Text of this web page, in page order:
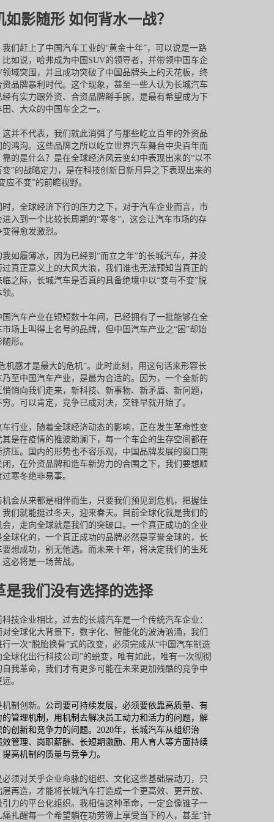
如影随形 如何背水一战？
我们赶上了中国汽车工业的“黄金十年”，可以说是一路
比如说，哈弗成为中国SUV的领导者，并带领中国车企
领域突围，并且成功突破了中国品牌头上的天花板，终
资品牌暴利时代。这个现象，甚至一些人认为长城汽车
经有实力跟外资、合资品牌掰手腕，是最有希望成为下
、大众的中国车企之一。
这并不代表，我们就此消弭了与那些屹立百年的外资品
的鸿沟。这些品牌之所以屹立世界汽车舞台中央百年而
靠的是什么？是在全球经济风云变幻中表现出来的“以不
变”的战略定力，是在科技创新日新月异之下表现出来的
应不变”的前瞻视野。
时，全球经济下行的压力之下，对于汽车企业而言，市
进入到一个比较长周期的“寒冬”，这会让汽车市场的存
得愈发激烈。
我如履薄冰，因为已经到“而立之年”的长城汽车，并没
过真正意义上的大风大浪，我们谁也无法预知当真正的
临之际，长城汽车是否真的具备绝境中以“变与不变”脱
。
国汽车产业在短短数十年间，已经拥有了一批能够在全
市场上叫得上名号的品牌，但中国汽车产业之“困”却始
形。
机感才是最大的危机”。此时此刻，用这句话来形容长
乃至中国汽车产业，是最为合适的。因为，一个全新的
悄悄向我们走来，新科技、新事物、新矛盾、新问题，
。可以肯定，竞争已成对决，交锋早就开始了。
车行业，随着全球经济动态的影响，正在发生革命性变
其是在疫情的推波助澜下，每一个车企的生存空间都在
挤压。国内的形势也不容乐观，中国品牌发展的窗口期
闭，在外资品牌和造车新势力的合围之下，我们要想顺
寒冬绝非易事。
机会从来都是相伴而生，只要我们预见到危机，把握住
我们就能挺过冬天，迎来春天。目前全球化就是我们的
会，走向全球就是我们的突破口。一个真正成功的企业
全球化的，一个真正成功的品牌必然是享誉全球的，长
要想成功，别无他选。而未来十年，将决定我们的生死
必将是一场苦战。
是我们没有选择的选择
科技企业相比，过去的长城汽车是一个传统汽车企业：
对全球化大背景下，数字化、智能化的波涛汹涌，我们
行一次“脱胎换骨”式的改变，必须完成从“中国汽车制造
全球化出行科技公司”的蜕变，唯有如此，唯有一次彻彻
自我革命，我们才有更多可能在未来更加残酷的竞争中
。
制创新。 公司要可持续发展，必须要依靠高质量、有
的管理机制，用机制去解决员工动力和活力的问题，解
的创新和竞争力的问题。2020年，长城汽车从组织治
效管理、岗职薪酬、长短期激励、用人育人等方面持续
高机制的质量与竞争力。
必须对关乎企业命脉的组织、文化这些基础层动刀，只
层再造，才能将长城汽车打造成一个更高效、更开放、
引力的平台化组织。我相信这种革命，一定会像锥子一
痛扎醒每一个希望躺在功劳簿上享受当下的人，甚至“针